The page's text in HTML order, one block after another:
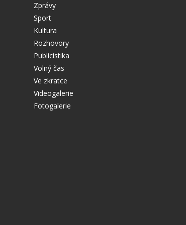
Zprávy
Sport
Kultura
Rozhovory
Publicistika
Volný čas
Ve zkratce
Videogalerie
Fotogalerie